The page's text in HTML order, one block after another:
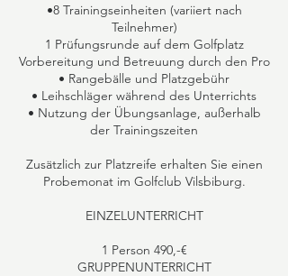
•8 Trainingseinheiten (variiert nach
Teilnehmer)
1 Prüfungsrunde auf dem Golfplatz
Vorbereitung und Betreuung durch den Pro
• Rangebälle und Platzgebühr
• Leihschläger während des Unterrichts
• Nutzung der Übungsanlage, außerhalb
der Trainingszeiten
Zusätzlich zur Platzreife erhalten Sie einen
Probemonat im Golfclub Vilsbiburg.
EINZELUNTERRICHT
1 Person 490,-€
GRUPPENUNTERRICHT